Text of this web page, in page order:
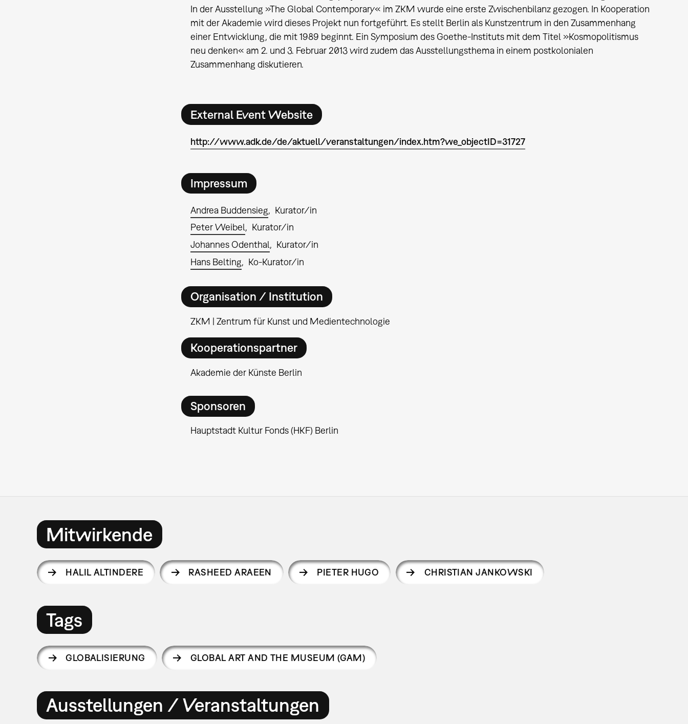
In der Ausstellung »The Global Contemporary« im ZKM wurde eine erste Zwischenbilanz gezogen. In Kooperation
mit der Akademie wird dieses Projekt nun fortgeführt. Es stellt Berlin als Kunstzentrum in den Zusammenhang
einer Entwicklung, die mit 1989 beginnt. Ein Symposium des Goethe-Instituts mit dem Titel »Kosmopolitismus
neu denken« am 2. und 3. Februar 2013 wird zudem das Ausstellungsthema in einem postkolonialen
Zusammenhang diskutieren.
External Event Website
http://www.adk.de/de/aktuell/veranstaltungen/index.htm?we_objectID=31727
Impressum
Andrea Buddensieg
Kurator/in
Peter Weibel
Kurator/in
Johannes Odenthal
Kurator/in
Hans Belting
Ko-Kurator/in
Organisation / Institution
ZKM | Zentrum für Kunst und Medientechnologie
Kooperationspartner
Akademie der Künste Berlin
Sponsoren
Hauptstadt Kultur Fonds (HKF) Berlin
Mitwirkende
HALIL ALTINDERE RASHEED ARAEEN PIETER HUGO CHRISTIAN JANKOWSKI
Tags
GLOBALISIERUNG GLOBAL ART AND THE MUSEUM (GAM)
Ausstellungen / Veranstaltungen